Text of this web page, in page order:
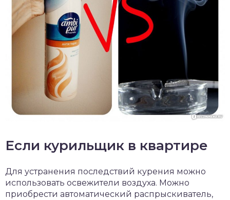
Если курильщик в квартире
Для устранения последствий курения можно
использовать освежители воздуха. Можно
приобрести автоматический распрыскиватель,